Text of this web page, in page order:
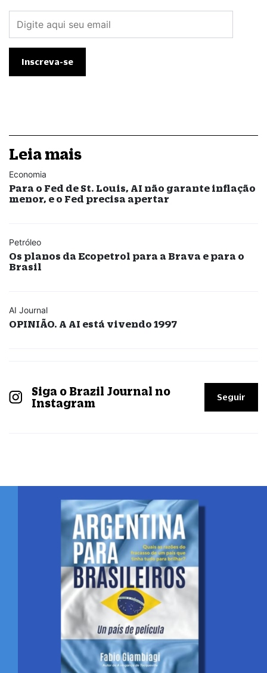
Leia mais
Economia
Para o Fed de St. Louis, AI não garante inflação
menor, e o Fed precisa apertar
Petróleo
Os planos da Ecopetrol para a Brava e para o
Brasil
AI Journal
OPINIÃO. A AI está vivendo 1997
Siga o Brazil Journal no
Instagram
Seguir